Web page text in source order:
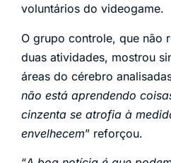
voluntários do videogame.
O grupo controle, que não
duas atividades, mostrou
áreas do cérebro
não está aprendendo
cinzenta se atrofia à
envelhecem” reforçou.